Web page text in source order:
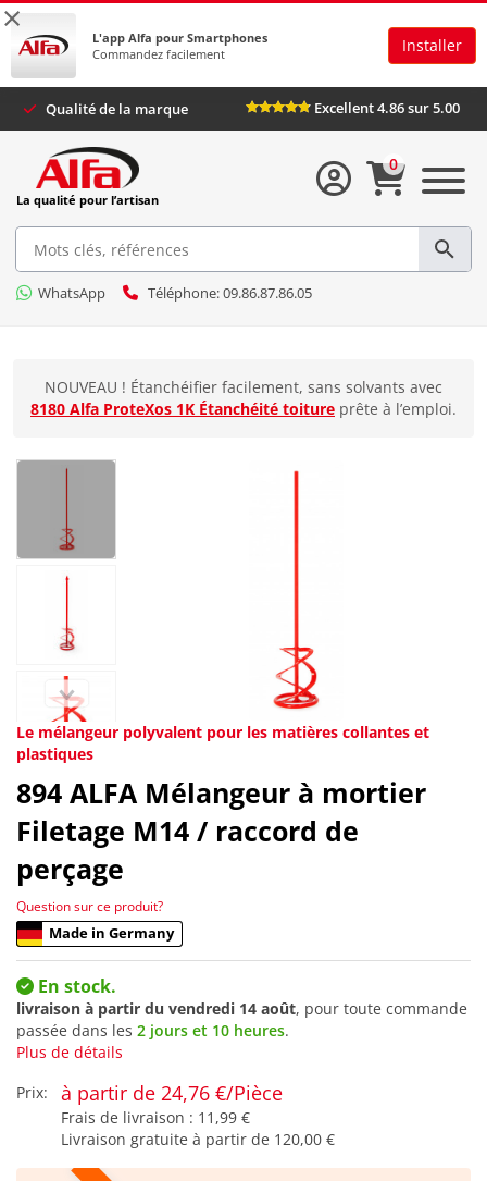
×
L'app Alfa pour Smartphones
Commandez facilement
Installer
Qualité de la marque Excellent 4.86 sur 5.00
La qualité pour l’artisan
WhatsApp Téléphone: 09.86.87.86.05
0
NOUVEAU ! Étanchéifier facilement, sans solvants avec
8180 Alfa ProteXos 1K Étanchéité toiture prête à l’emploi.
Le mélangeur polyvalent pour les matières collantes et
plastiques
894 ALFA Mélangeur à mortier
Filetage M14 / raccord de
perçage
Question sur ce produit?
Made in Germany
En stock.
livraison à partir du vendredi 14 août, pour toute commande
passée dans les 2 jours et 10 heures.
Plus de détails
Prix:
à partir de 24,76 €/Pièce
Frais de livraison : 11,99 €
Livraison gratuite à partir de 120,00 €